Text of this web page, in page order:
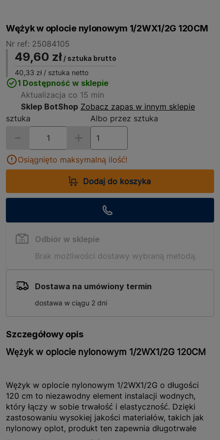
Wężyk w oplocie nylonowym 1/2WX1/2G 120CM
Nr ref: 25084105
49,60 zł / sztuka brutto
40,33 zł / sztuka netto
1 Dostępność w sklepie
Aktualizacja co 15 min
Sklep BotShop Zobacz zapas w innym sklepie
sztuka
Albo przez sztuka
Osiągnięto maksymalną ilość!
Dodaj do koszyka
Odbiór w sklepie
Brak możliwości dostawy wybraną metodą.
Dostawa na umówiony termin
dostawa w ciągu 2 dni
Szczegółowy opis
Wężyk w oplocie nylonowym 1/2WX1/2G 120CM
Wężyk w oplocie nylonowym 1/2WX1/2G o długości
120 cm to niezawodny element instalacji wodnych,
który łączy w sobie trwałość i elastyczność. Dzięki
zastosowaniu wysokiej jakości materiałów, takich jak
nylonowy oplot, produkt ten zapewnia długotrwałe